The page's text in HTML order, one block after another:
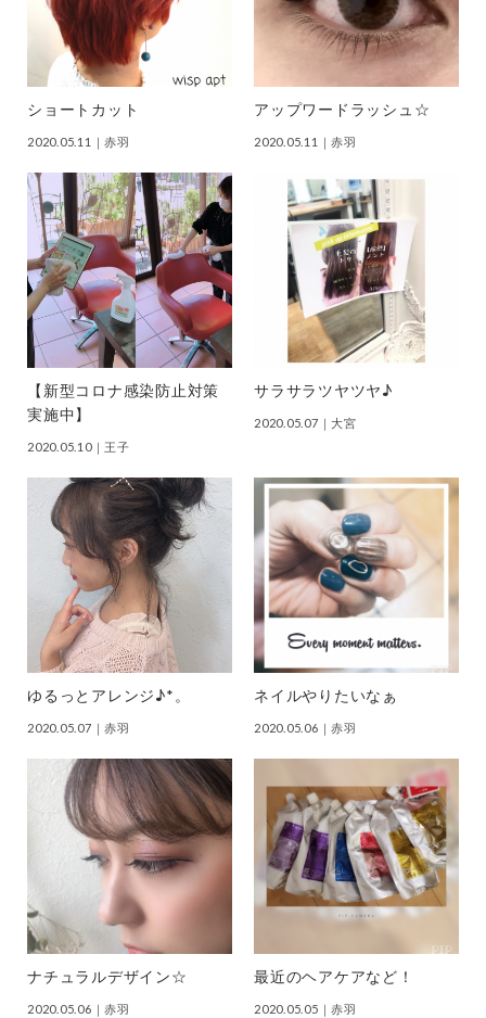
ショートカット
2020.05.11 ｜赤羽
アップワードラッシュ☆
2020.05.11 ｜赤羽
【新型コロナ感染防止対策
実施中】
2020.05.10｜王子
サラサラツヤツヤ♪
2020.05.07 ｜大宮
ゆるっとアレンジ♪*。
2020.05.07 ｜赤羽
ネイルやりたいなぁ
2020.05.06 ｜赤羽
ナチュラルデザイン☆
2020.05.06 ｜赤羽
最近のヘアケアなど！
2020.05.05 ｜赤羽